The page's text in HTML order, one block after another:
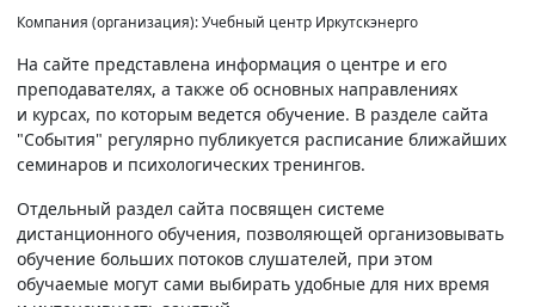
Компания (организация): Учебный центр Иркутскэнерго
На сайте представлена информация о центре и его
преподавателях, а также об основных направлениях
и курсах, по которым ведется обучение. В разделе сайта
"События" регулярно публикуется расписание ближайших
семинаров и психологических тренингов.
Отдельный раздел сайта посвящен системе
дистанционного обучения, позволяющей организовывать
обучение больших потоков слушателей, при этом
обучаемые могут сами выбирать удобные для них время